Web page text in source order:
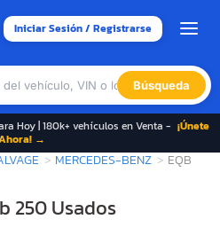
Iniciar Sesión / Registrarse
Búsqueda
Hoy | 180k+ vehículos en Venta - ¡Únete
→
MERCEDES-BENZ
EQB
250 Usados